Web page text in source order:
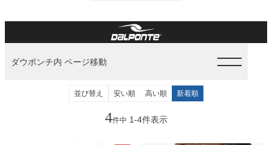
ダウポンチ内 ページ移動
並び替え 安い順 高い順 新着順
4件中 1-4件表示